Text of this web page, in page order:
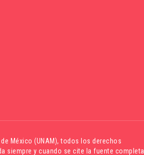
México (UNAM), todos los derechos
siempre y cuando se cite la fuente completa.